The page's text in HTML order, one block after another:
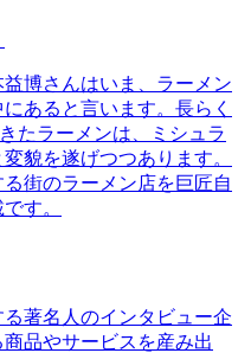
博さんはいま、ラーメン
あると言います。長らく
たラーメンは、ミシュラ
貌を遂げつつあります。
街のラーメン店を巨匠自
す。
著名人のインタビュー企
品やサービスを産み出